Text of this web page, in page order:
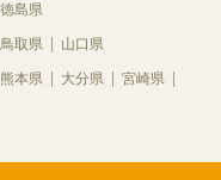
徳島県
鳥取県 山口県
熊本県 大分県
宮崎県